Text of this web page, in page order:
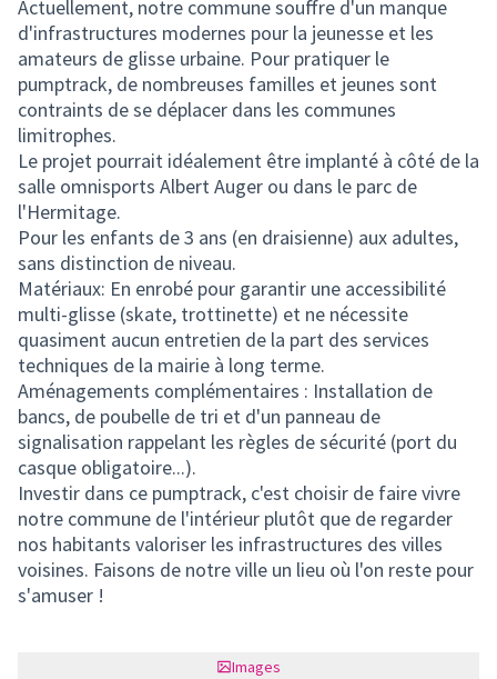
Actuellement, notre commune souffre d'un manque
d'infrastructures modernes pour la jeunesse et les
amateurs de glisse urbaine. Pour pratiquer le
pumptrack, de nombreuses familles et jeunes sont
contraints de se déplacer dans les communes
limitrophes.
Le projet pourrait idéalement être implanté à côté de la
salle omnisports Albert Auger ou dans le parc de
l'Hermitage.
Pour les enfants de 3 ans (en draisienne) aux adultes,
sans distinction de niveau.
Matériaux: En enrobé pour garantir une accessibilité
multi-glisse (skate, trottinette) et ne nécessite
quasiment aucun entretien de la part des services
techniques de la mairie à long terme.
Aménagements complémentaires : Installation de
bancs, de poubelle de tri et d'un panneau de
signalisation rappelant les règles de sécurité (port du
casque obligatoire...).
Investir dans ce pumptrack, c'est choisir de faire vivre
notre commune de l'intérieur plutôt que de regarder
nos habitants valoriser les infrastructures des villes
voisines. Faisons de notre ville un lieu où l'on reste pour
s'amuser !
Images